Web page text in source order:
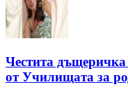
Честита
от Училищата за